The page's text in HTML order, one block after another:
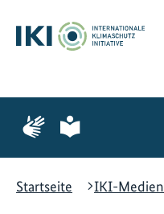
Hauptinhalt
springen
Suche
springen
Hauptnavigation
springen
Zur
Seite
Gebärdensprache
Zur
Seite
leichte
Startseite
IKI-Medien